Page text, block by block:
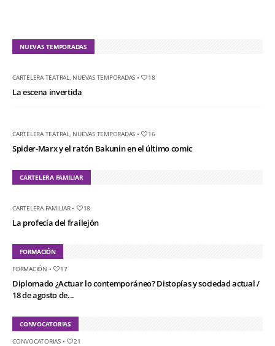
NUEVAS TEMPORADAS
CARTELERA TEATRAL NUEVAS TEMPORADAS • 18
La escena invertida
CARTELERA TEATRAL NUEVAS TEMPORADAS • 16
Spider-Marx y el ratón Bakunin en el último comic
CARTELERA FAMILIAR
CARTELERA FAMILIAR• 18
La profecía del frailejón
FORMACIÓN
FORMACIÓN • 17
Diplomado ¿Actuar lo contemporáneo? Distopías y sociedad actual /
18 de agosto de...
CONVOCATORIAS
CONVOCATORIAS• 21